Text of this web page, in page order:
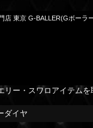
店 東京 G-BALLER(Gボー
リー・スワロアイテムを
ダイヤ